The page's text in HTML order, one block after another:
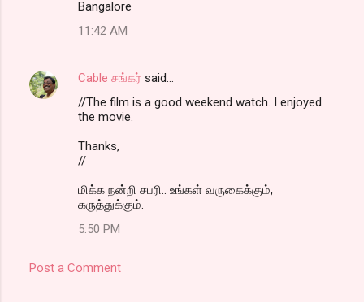
Bangalore
11:42 AM
Cable சங்கர் said…
//The film is a good weekend watch. I enjoyed
the movie.
Thanks,
//
மிக்க நன்றி சபரி.. உங்கள் வருகைக்கும்,
கருத்துக்கும்.
5:50 PM
Post a Comment